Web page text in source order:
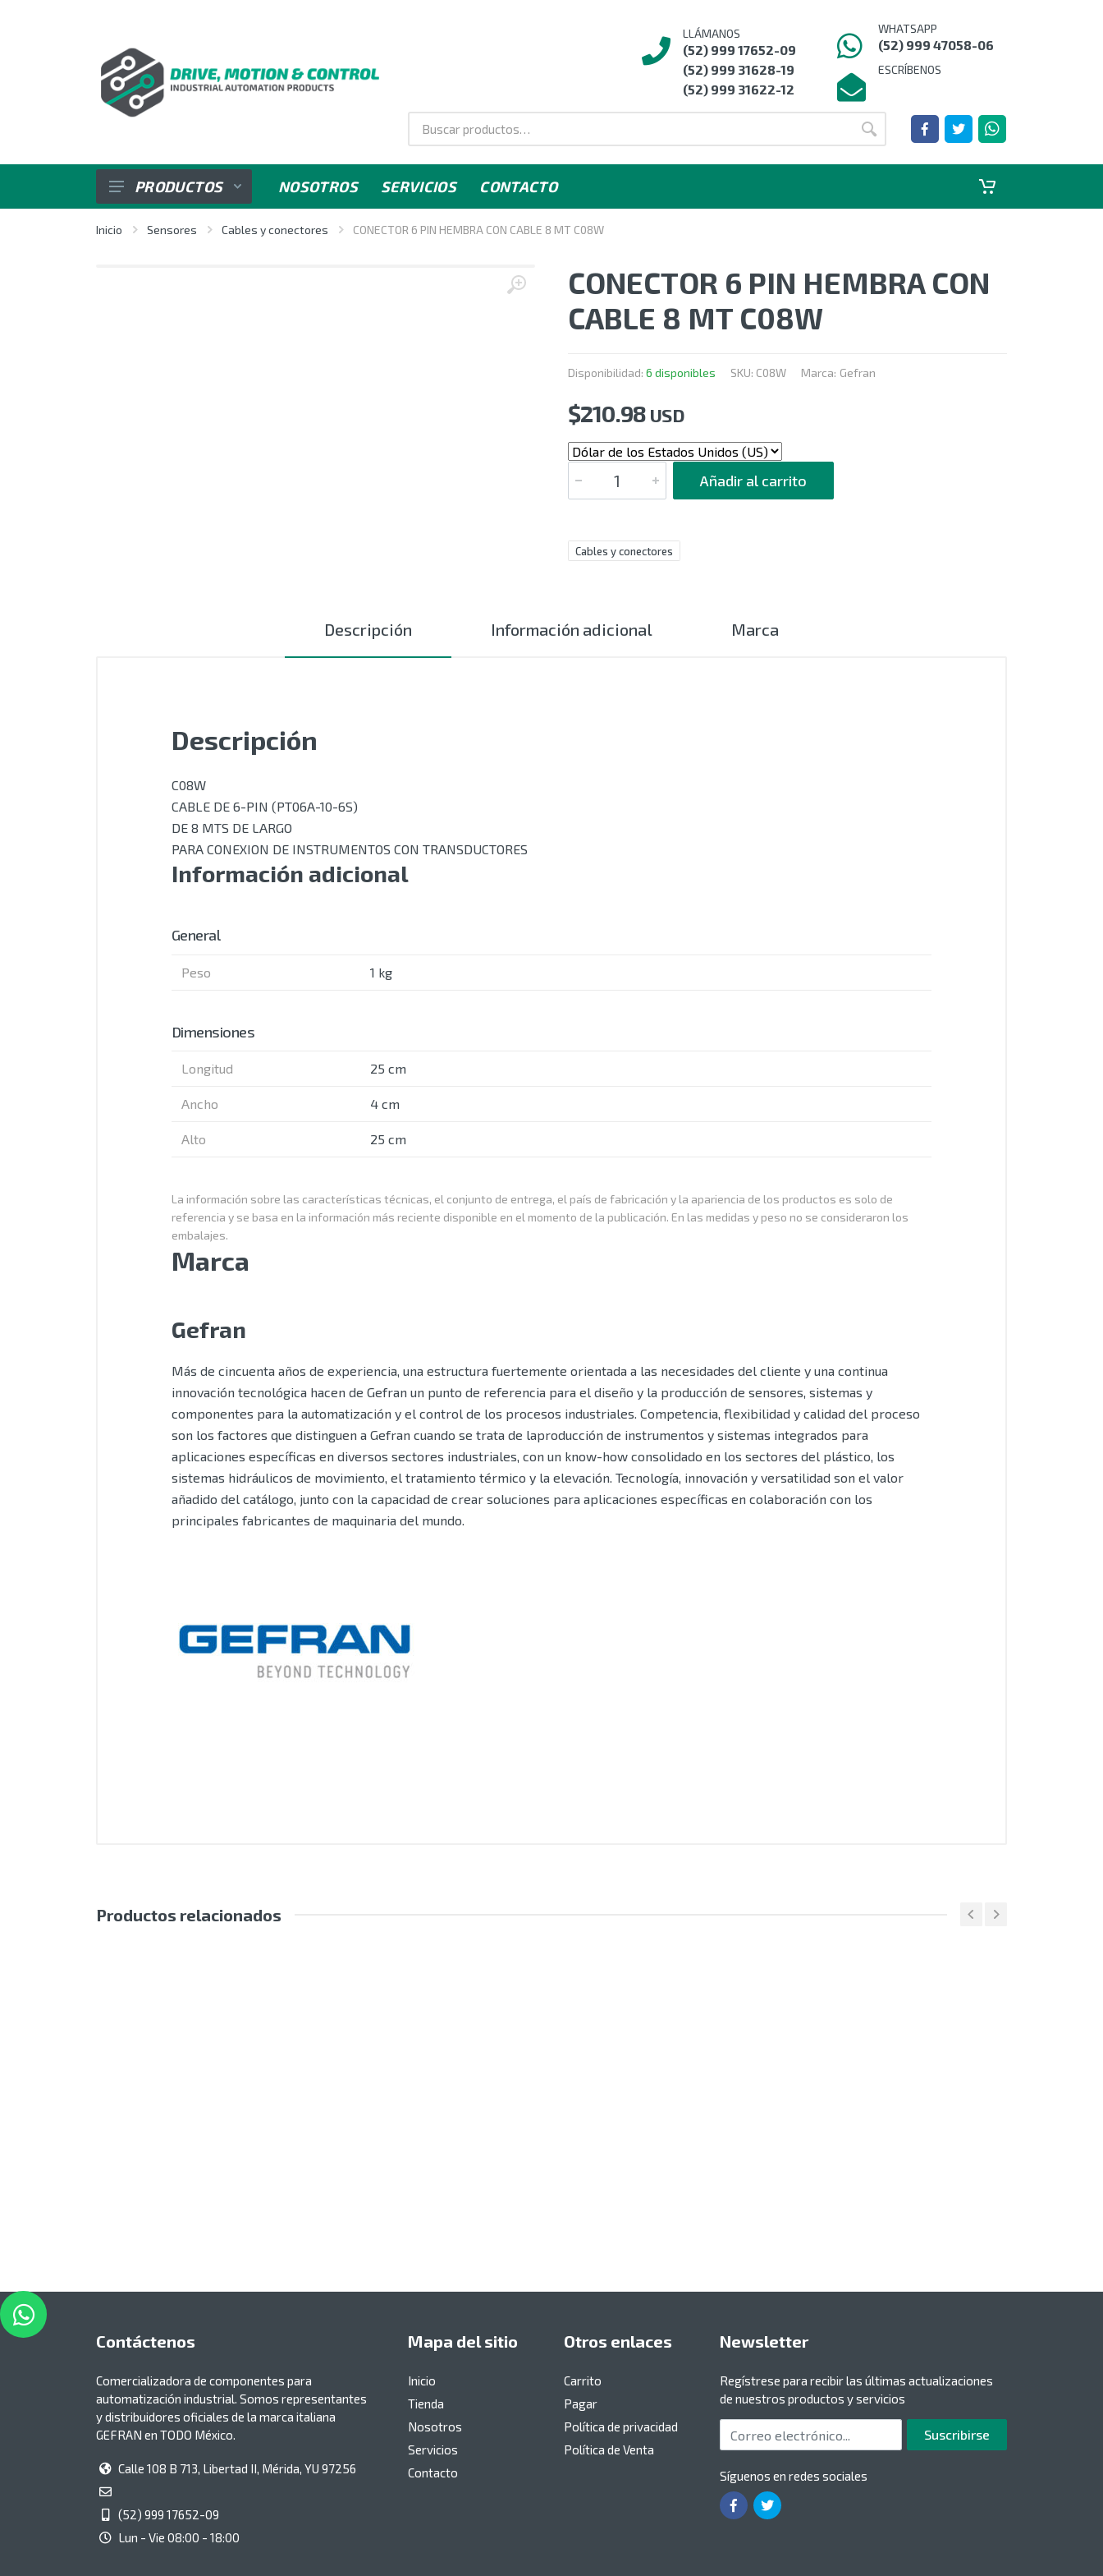
LLÁMANOS
(52) 999 17652-09
(52) 999 31628-19
(52) 999 31622-12
WHATSAPP
(52) 999 47058-06
ESCRÍBENOS
SENSORES
PRODUCTOS NOSOTROS SERVICIOS CONTACTO
Inicio Sensores Cables y conectores CONECTOR 6 PIN HEMBRA CON CABLE 8 MT C08W
CONECTOR 6 PIN HEMBRA CON
CABLE 8 MT C08W
Disponibilidad: 6 disponibles SKU: C08W Marca: Gefran
$210.98 USD
CANTIDAD
Añadir al carrito
Cables y conectores
Descripción Información adicional Marca
Descripción
C08W
CABLE DE 6-PIN (PT06A-10-6S)
DE 8 MTS DE LARGO
PARA CONEXION DE INSTRUMENTOS CON TRANSDUCTORES
Información adicional
General
Peso 1 kg
Dimensiones
Longitud 25 cm
Ancho 4 cm
Alto 25 cm
La información sobre las características técnicas, el conjunto de entrega, el país de fabricación y la apariencia de los productos es solo de
referencia y se basa en la información más reciente disponible en el momento de la publicación. En las medidas y peso no se consideraron los
embalajes.
Marca
Gefran
Más de cincuenta años de experiencia, una estructura fuertemente orientada a las necesidades del cliente y una continua
innovación tecnológica hacen de Gefran un punto de referencia para el diseño y la producción de sensores, sistemas y
componentes para la automatización y el control de los procesos industriales. Competencia, flexibilidad y calidad del proceso
son los factores que distinguen a Gefran cuando se trata de laproducción de instrumentos y sistemas integrados para
aplicaciones específicas en diversos sectores industriales, con un know-how consolidado en los sectores del plástico, los
sistemas hidráulicos de movimiento, el tratamiento térmico y la elevación. Tecnología, innovación y versatilidad son el valor
añadido del catálogo, junto con la capacidad de crear soluciones para aplicaciones específicas en colaboración con los
principales fabricantes de maquinaria del mundo.
Productos relacionados
Contáctenos
Comercializadora de componentes para
automatización industrial. Somos representantes
y distribuidores oficiales de la marca italiana
GEFRAN en TODO México.
Calle 108 B 713, Libertad II, Mérida, YU 97256
(52) 999 17652-09
Lun - Vie 08:00 - 18:00
Mapa del sitio
Inicio
Tienda
Nosotros
Servicios
Contacto
Otros enlaces
Carrito
Pagar
Política de privacidad
Política de Venta
Newsletter
Regístrese para recibir las últimas actualizaciones
de nuestros productos y servicios
Correo electrónico Suscribirse
Síguenos en redes sociales